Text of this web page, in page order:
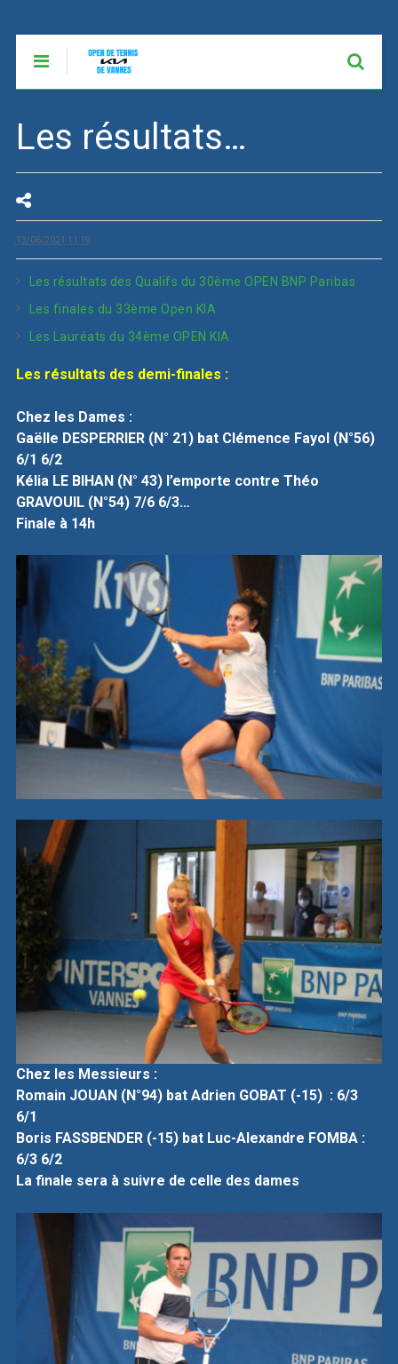
Les résultats…
13/06/2021 11:19
Les résultats des Qualifs du 30ème OPEN BNP Paribas
Les finales du 33ème Open KIA
Les Lauréats du 34ème OPEN KIA
Les résultats des demi-finales :
Chez les Dames :
Gaëlle DESPERRIER (N° 21) bat Clémence Fayol (N°56)
6/1 6/2
Kélia LE BIHAN (N° 43) l’emporte contre Théo
GRAVOUIL (N°54) 7/6 6/3…
Finale à 14h
Chez les Messieurs :
Romain JOUAN (N°94) bat Adrien GOBAT (-15) : 6/3
6/1
Boris FASSBENDER (-15) bat Luc-Alexandre FOMBA :
6/3 6/2
La finale sera à suivre de celle des dames